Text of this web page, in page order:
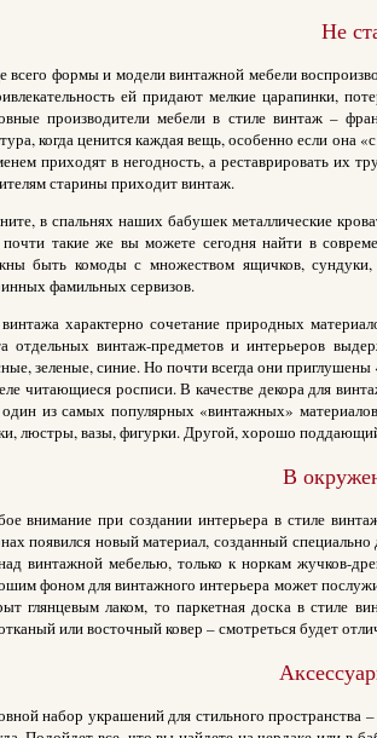
Не
всего формы и модели винтажной мебели
ей придают мелкие царапинки,
производители мебели в стиле винтаж –
когда ценится каждая вещь, особенно если она
приходят в негодность, а реставрировать их
старины приходит винтаж.
в спальнях наших бабушек металлические
такие же вы можете сегодня найти в
быть комоды с множеством ящичков,
фамильных сервизов.
характерно сочетание природных
отдельных винтаж-предметов и интерьеров
зеленые, синие. Но почти всегда они
читающиеся росписи. В качестве декора для
из самых популярных «винтажных»
люстры, вазы, фигурки. Другой, хорошо
В
внимание при создании интерьера в стиле
появился новый материал, созданный
винтажной мебелью, только к норкам жучков-
фоном для винтажного интерьера может
глянцевым лаком, то паркетная доска в стиле
или восточный ковер – смотреться будет
набор украшений для стильного